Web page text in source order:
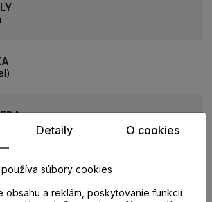
Detaily O cookies
súbory cookies
obsahu a reklám, poskytovanie funkcií